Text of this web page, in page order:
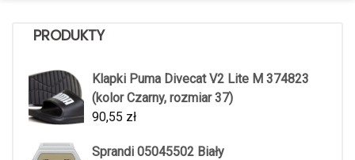
PRODUKTY
Klapki Puma Divecat V2 Lite M 374823
(kolor Czarny, rozmiar 37)
90,55 zł
Sprandi 05045502 Biały